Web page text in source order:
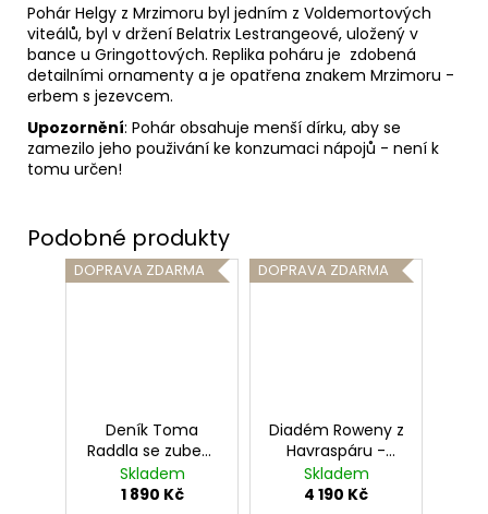
Pohár Helgy z Mrzimoru byl jedním z Voldemortových
viteálů, byl v držení Belatrix Lestrangeové, uložený v
bance u Gringottových. Replika poháru je zdobená
detailními ornamenty a je opatřena znakem Mrzimoru -
erbem s jezevcem.
Upozornění: Pohár obsahuje menší dírku, aby se
zamezilo jeho použivání ke konzumaci nápojů - není k
tomu určen!
DOPRAVA ZDARMA
Deník Toma
Raddla se zubem
Baziliška - replika
viteál, Harry
Skladem
1 890 Kč
DOPRAVA ZDARMA
Diadém Roweny z
Havraspáru -
replika viteál,
Harry Potter
Skladem
4 190 Kč
245
Kč